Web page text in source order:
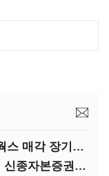
[IB토마토]한앤컴퍼니, 마이크로웍스 매각 장기화 대비…배당 회수판 깔았다
[IB토마토](Deal모니터)우리금융, 신종자본증권 발행했지만 차환금리 '부담'